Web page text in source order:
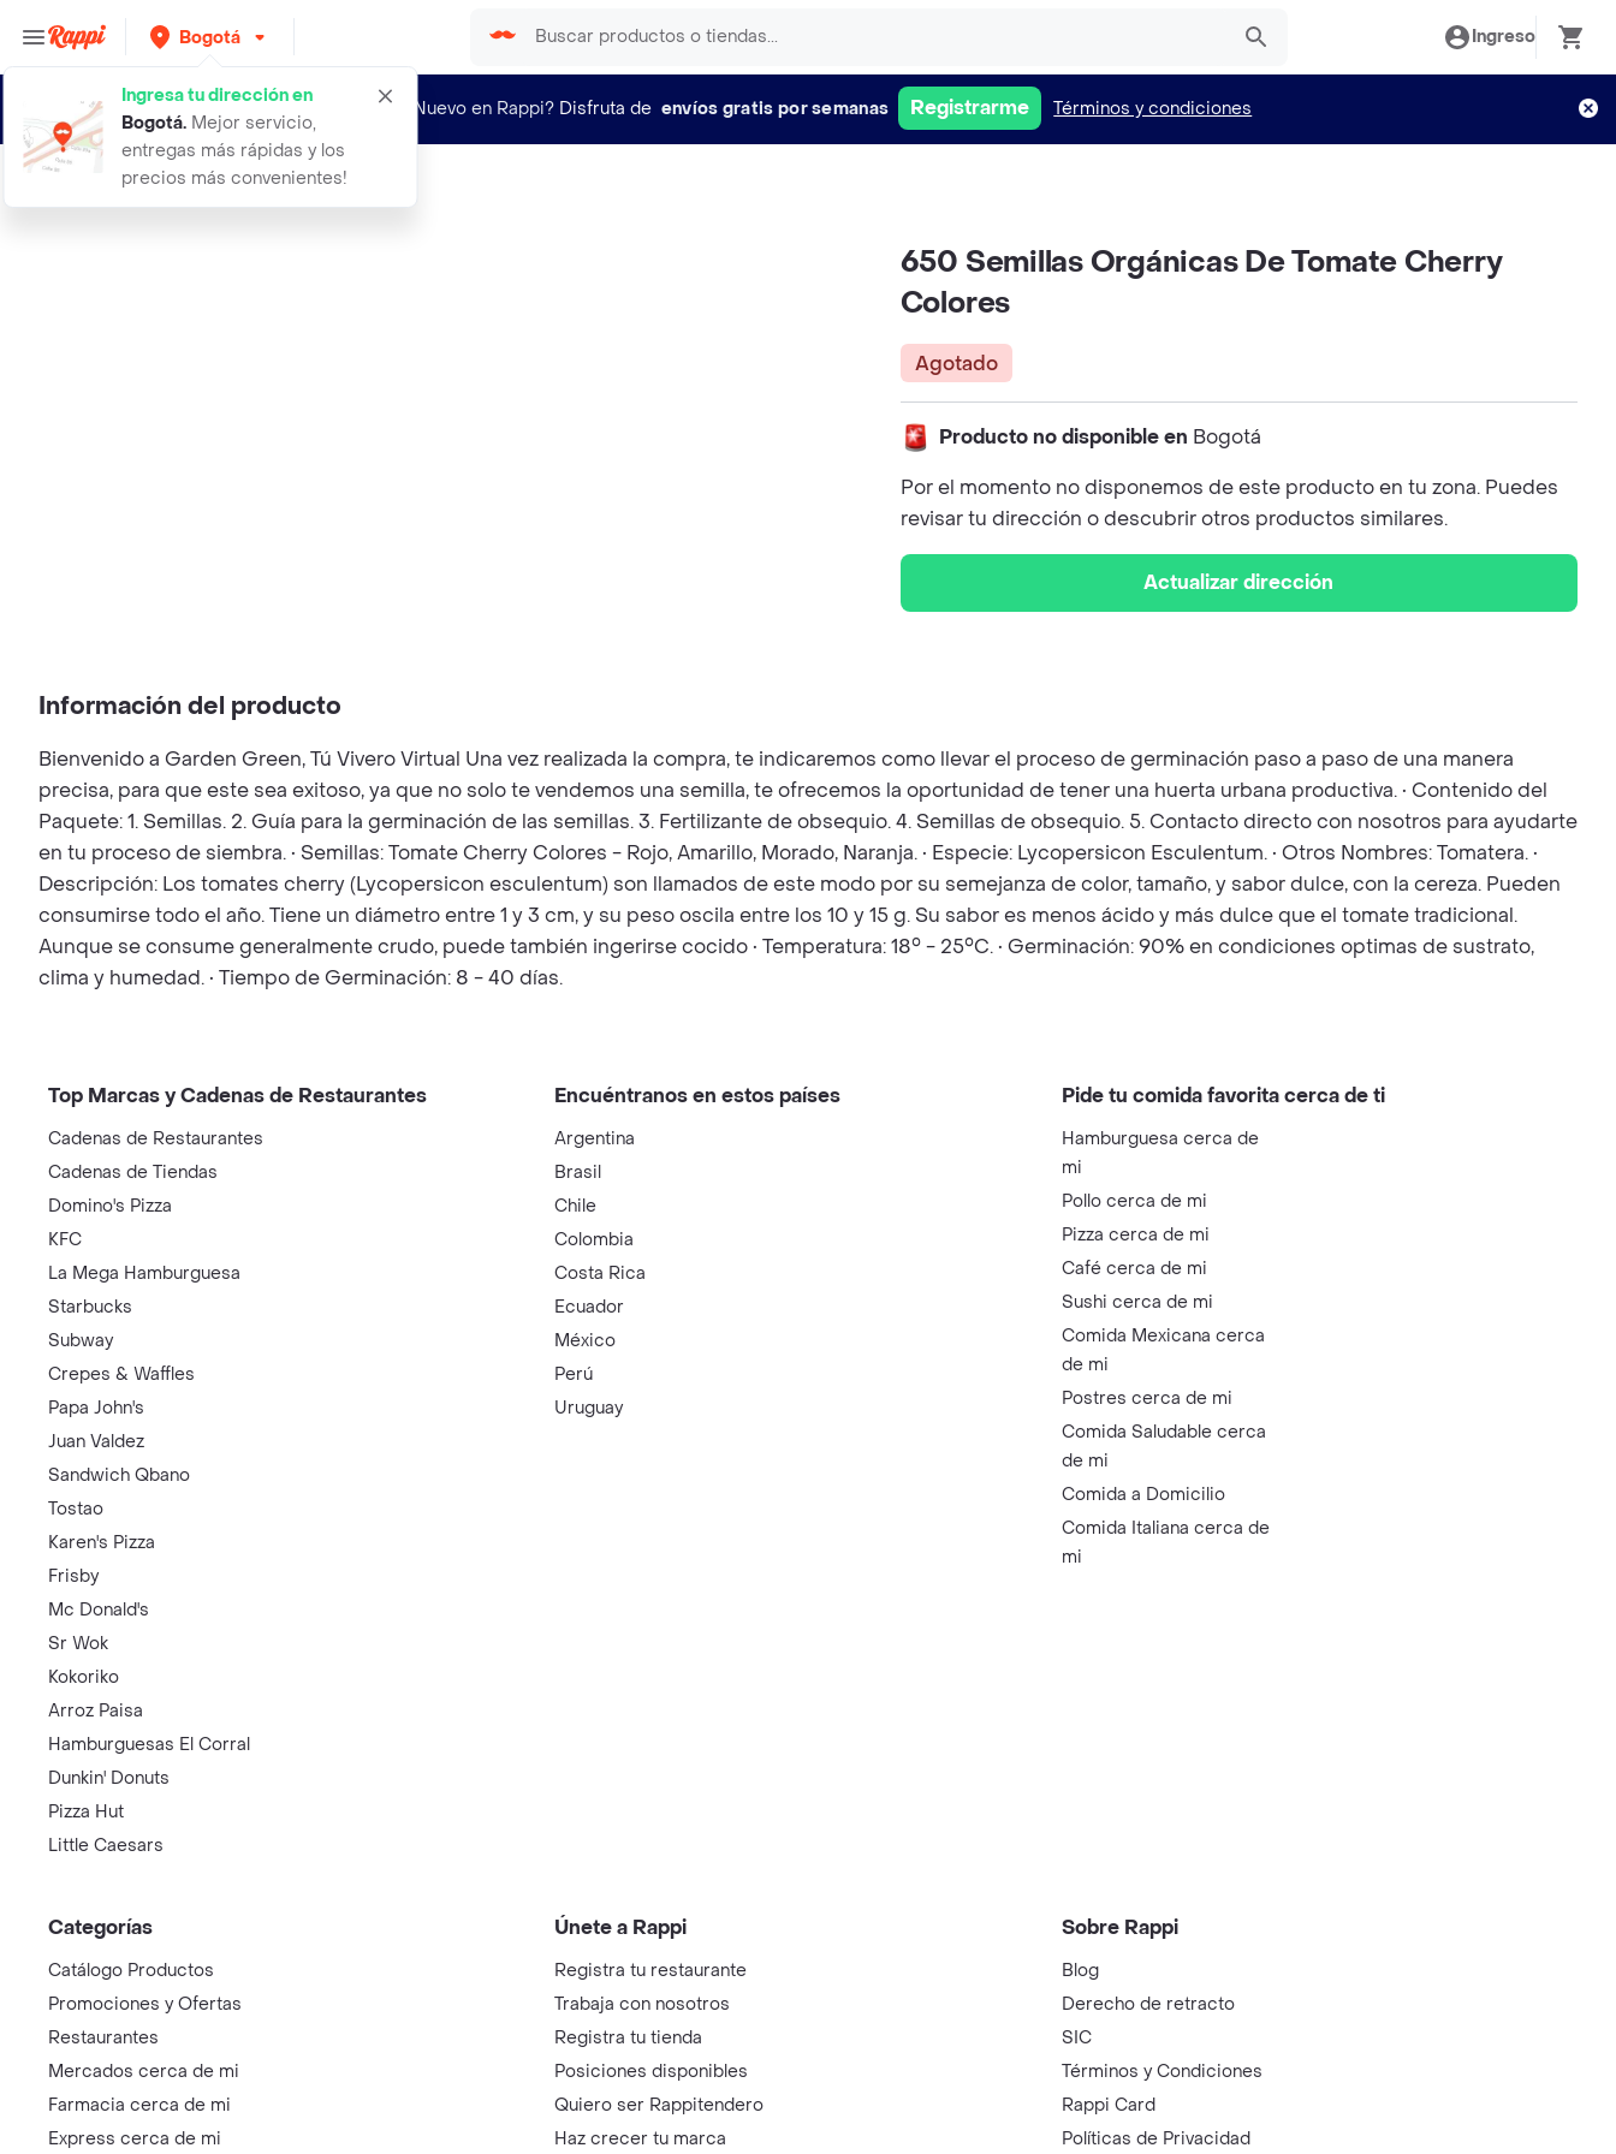
Bogotá
Ingresa tu dirección en
Bogotá. Mejor servicio,
entregas más rápidas y los
precios más convenientes!
Ingreso
¿Nuevo en Rappi? Disfruta de envíos gratis por semanas Registrarme Términos y condiciones
650 semillas organicas de tomate ch
650 Semillas Orgánicas De Tomate Cherry
Colores
Agotado
Producto no disponible en Bogotá
Por el momento no disponemos de este producto en tu zona. Puedes
revisar tu dirección o descubrir otros productos similares.
Actualizar dirección
Información del producto
Bienvenido a Garden Green, Tú Vivero Virtual Una vez realizada la compra, te indicaremos como llevar el proceso de germinación paso a paso de una manera
precisa, para que este sea exitoso, ya que no solo te vendemos una semilla, te ofrecemos la oportunidad de tener una huerta urbana productiva. • Contenido del
Paquete: 1. Semillas. 2. Guía para la germinación de las semillas. 3. Fertilizante de obsequio. 4. Semillas de obsequio. 5. Contacto directo con nosotros para ayudarte
en tu proceso de siembra. • Semillas: Tomate Cherry Colores - Rojo, Amarillo, Morado, Naranja. • Especie: Lycopersicon Esculentum. • Otros Nombres: Tomatera. •
Descripción: Los tomates cherry (Lycopersicon esculentum) son llamados de este modo por su semejanza de color, tamaño, y sabor dulce, con la cereza. Pueden
consumirse todo el año. Tiene un diámetro entre 1 y 3 cm, y su peso oscila entre los 10 y 15 g. Su sabor es menos ácido y más dulce que el tomate tradicional.
Aunque se consume generalmente crudo, puede también ingerirse cocido • Temperatura: 18° - 25°C. • Germinación: 90% en condiciones optimas de sustrato,
clima y humedad. • Tiempo de Germinación: 8 - 40 días.
Top Marcas y Cadenas de Restaurantes
Cadenas de Restaurantes
Cadenas de Tiendas
Domino's Pizza
KFC
La Mega Hamburguesa
Starbucks
Subway
Crepes & Waffles
Papa John's
Juan Valdez
Sandwich Qbano
Tostao
Karen's Pizza
Frisby
Mc Donald's
Sr Wok
Kokoriko
Arroz Paisa
Hamburguesas El Corral
Dunkin' Donuts
Pizza Hut
Little Caesars
Encuéntranos en estos países
Argentina
Brasil
Chile
Colombia
Costa Rica
Ecuador
México
Perú
Uruguay
Pide tu comida favorita cerca de ti
Hamburguesa cerca de
mi
Pollo cerca de mi
Pizza cerca de mi
Café cerca de mi
Sushi cerca de mi
Comida Mexicana cerca
de mi
Postres cerca de mi
Comida Saludable cerca
de mi
Comida a Domicilio
Comida Italiana cerca de
mi
Categorías
Catálogo Productos
Promociones y Ofertas
Restaurantes
Mercados cerca de mi
Farmacia cerca de mi
Express cerca de mi
Únete a Rappi
Registra tu restaurante
Trabaja con nosotros
Registra tu tienda
Posiciones disponibles
Quiero ser Rappitendero
Haz crecer tu marca
Sobre Rappi
Blog
Derecho de retracto
SIC
Términos y Condiciones
Rappi Card
Políticas de Privacidad